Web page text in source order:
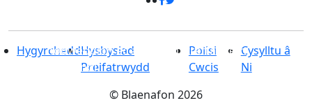
33 cilomedr sgwâr - Dan ei sang â
nodweddion ac atyniadau treftadaeth
syfrdanol
HygyrcheddHysbysiad
Preifatrwydd
Polisi
Cwcis
Cysylltu â
Ni
© Blaenafon 2026